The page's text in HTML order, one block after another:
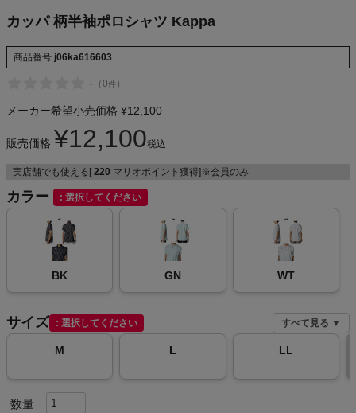
THE NORTH FACE
NIKE
HOKA
もっと見る
メンズカジュアルウェア
メンズスポーツウェア
カッパ 柄半袖ポロシャツ Kappa
商品番号 j06ka616603
- （0件 ）
メーカー希望小売価格 ¥12,100
販売価格 ¥12,100税込
実店舗でも使える[ 220 マリオポイント獲得]※会員のみ
カラー 選択してください
BK GN WT
サイズ 選択してください すべて見る ▼
M L LL